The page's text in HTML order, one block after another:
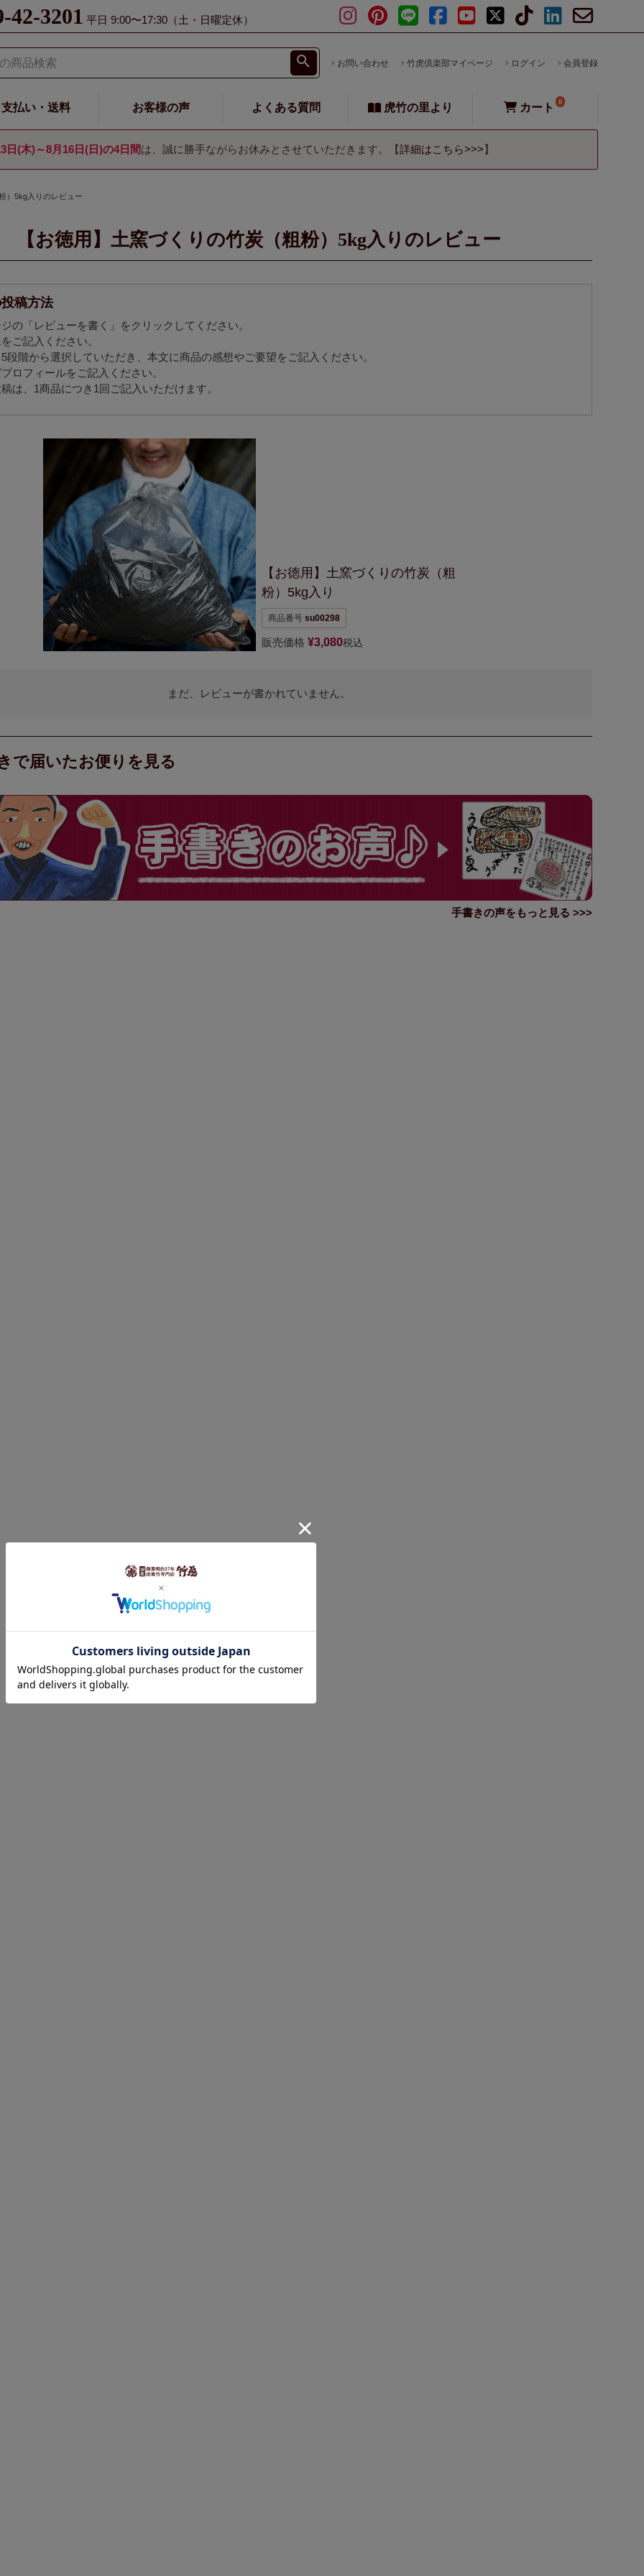
42-3201 平日 9:00〜17:30（土・日曜定休）
お問い合わせ 竹虎倶楽部マイページ ログイン 会員登録
支払い・送料 お客様の声 よくある質問 虎竹の里より カート 0
日(木)～8月16日(日)の4日間は、誠に勝手ながらお休みとさせていただきます。【詳細はこちら>>>】
）5kg入りのレビュー
【お徳用】土窯づくりの竹炭（粗粉）5kg入りのレビュー
稿方法
の「レビューを書く」をクリックしてください。
ご記入ください。
段階から選択していただき、本文に商品の感想やご要望をご記入ください。
ロフィールをご記入ください。
は、1商品につき1回ご記入いただけます。
【お徳用】 土窯づくりの竹炭（粗
粉）5kg入り
商品番号 su00298
販売価格 ¥3,080税込
まだ、レビューが書かれていません。
で届いたお便りを見る
手書きの声をもっと見る >>>